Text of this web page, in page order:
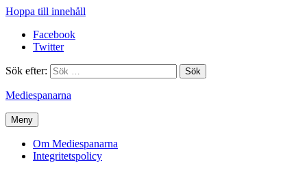
Hoppa till innehåll
Facebook
Twitter
Sök efter:
Mediespanarna
Meny
Om Mediespanarna
Integritetspolicy